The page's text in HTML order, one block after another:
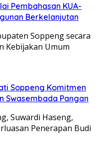
Pembahasan KUA-
Berkelanjutan
Soppeng secara
Kebijakan Umum
Soppeng Komitmen
Swasembada Pangan
Suwardi Haseng,
Penerapan Budi